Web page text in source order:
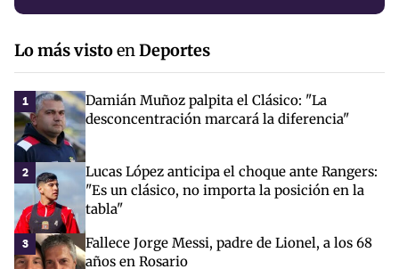
Lo más vistoenDeportes
1
Damián Muñoz palpita el Clásico: "La
desconcentración marcará la diferencia"
2
Lucas López anticipa el choque ante Rangers:
"Es un clásico, no importa la posición en la
tabla"
3
Fallece Jorge Messi, padre de Lionel, a los 68
años en Rosario